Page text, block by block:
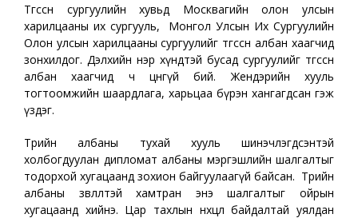
Төгссөн сургуулийн хувьд Москвагийн олон улсын
харилцааны их сургууль, Монгол Улсын Их Сургуулийн
Олон улсын харилцааны сургуулийг төгссөн албан хаагчид
зонхилдог. Дэлхийн нэр хүндтэй бусад сургуулийг төгссөн
албан хаагчид ч цөөнгүй бий. Жендэрийн хууль
тогтоомжийн шаардлага, харьцаа бүрэн хангагдсан гэж
үздэг.
Төрийн албаны тухай хууль шинэчлэгдсэнтэй
холбогдуулан дипломат албаны мэргэшлийн шалгалтыг
тодорхой хугацаанд зохион байгуулаагүй байсан. Төрийн
албаны зөвлөлтэй хамтран энэ шалгалтыг ойрын
хугацаанд хийнэ. Цар тахлын нөхцөл байдалтай уялдан